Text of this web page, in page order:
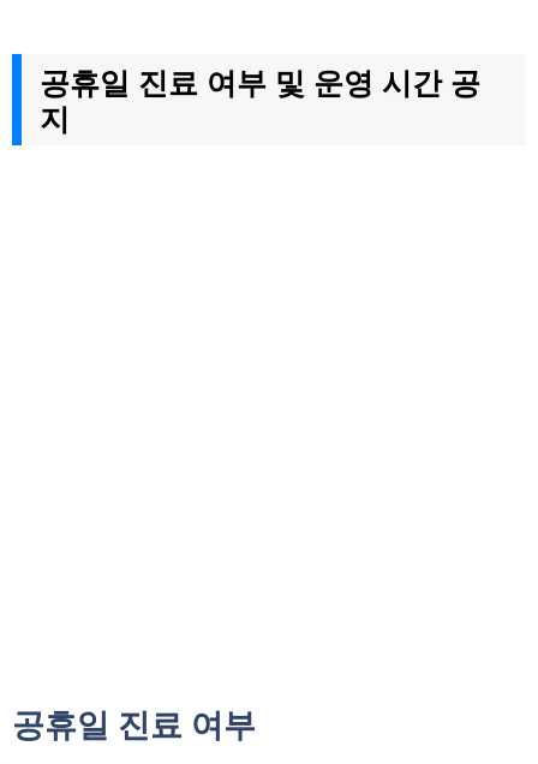
공휴일 진료 여부 및 운영 시간 공
지
공휴일 진료 여부